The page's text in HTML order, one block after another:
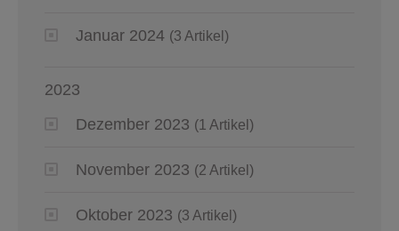
Januar 2024 (3 Artikel)
2023
Dezember 2023 (1 Artikel)
November 2023 (2 Artikel)
Oktober 2023 (3 Artikel)